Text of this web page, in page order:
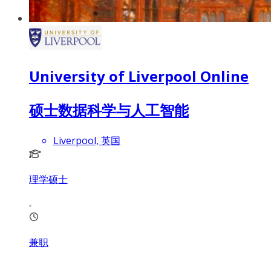
University of Liverpool Online
硕士数据科学与人工智能
Liverpool, 英国
理学硕士
兼职